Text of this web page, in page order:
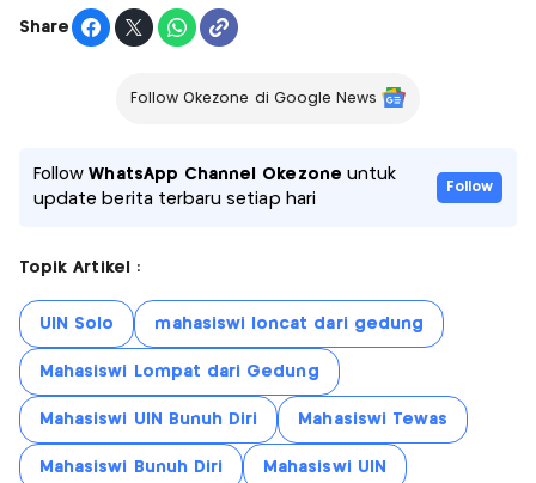
Share
Follow Okezone di Google News
FollowWhatsApp Channel Okezone untuk
update berita terbaru setiap hari
Follow
Topik Artikel :
UIN Solo mahasiswi loncat dari gedung
Mahasiswi Lompat dari Gedung
Mahasiswi UIN Bunuh Diri Mahasiswi Tewas
Mahasiswi Bunuh Diri Mahasiswi UIN